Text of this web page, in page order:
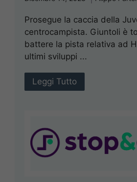
Prosegue la caccia della
centrocampista. Giuntoli è
battere la pista relativa ad
ultimi sviluppi ...
Leggi Tutto